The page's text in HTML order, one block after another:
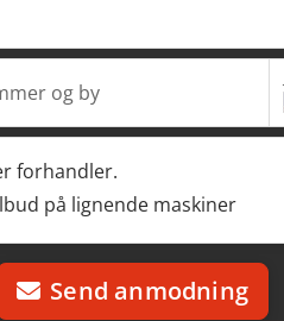
og by
forhandler.
på lignende maskiner
Send anmodning